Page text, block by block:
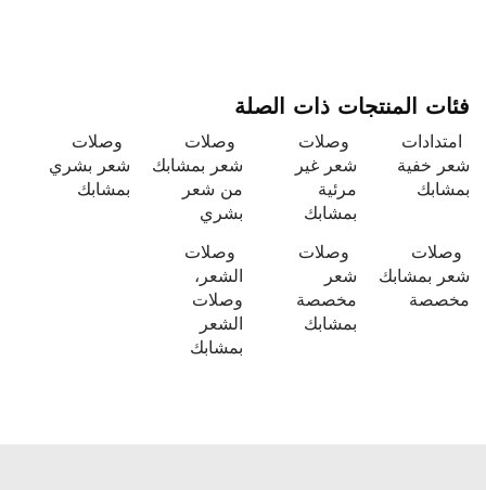
فئات المنتجات ذات الصلة
امتدادات
شعر خفية
بمشابك
وصلات
شعر غير
مرئية
بمشابك
وصلات
شعر بمشابك
من شعر
بشري
وصلات
شعر بشري
بمشابك
وصلات
شعر بمشابك
مخصصة
وصلات
شعر
مخصصة
بمشابك
وصلات
الشعر،
وصلات
الشعر
بمشابك